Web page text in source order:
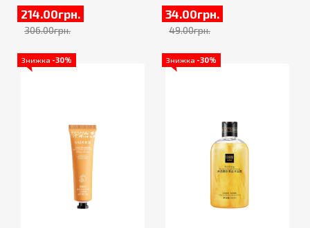
214.00грн.
306.00грн.
34.00грн.
49.00грн.
Знижка -30% Знижка -30%